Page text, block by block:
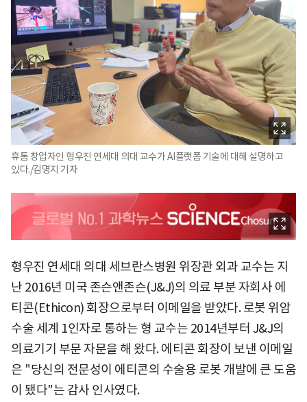
휴톰 창업자인 형우진 연세대 의대 교수가 AI플랫폼 기술에 대해 설명하고
있다./김명지 기자
형우진 연세대 의대 세브란스병원 위장관 외과 교수는 지
난 2016년 미국 존슨앤존슨(J&J)의 의료 부분 자회사 에
티콘(Ethicon) 회장으로부터 이메일을 받았다. 로봇 위암
수술 세계 1인자로 통하는 형 교수는 2014년부터 J&J의
의료기기 부문 자문을 해 왔다. 에티콘 회장이 보낸 이메일
은 "당신의 전문성이 에티콘의 수술용 로봇 개발에 큰 도움
이 됐다"는 감사 인사였다.